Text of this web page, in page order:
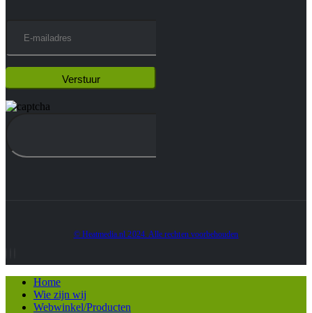
© Heatmedia.nl 2024. Alle rechten voorbehouden
Home
Wie zijn wij
Webwinkel/Producten